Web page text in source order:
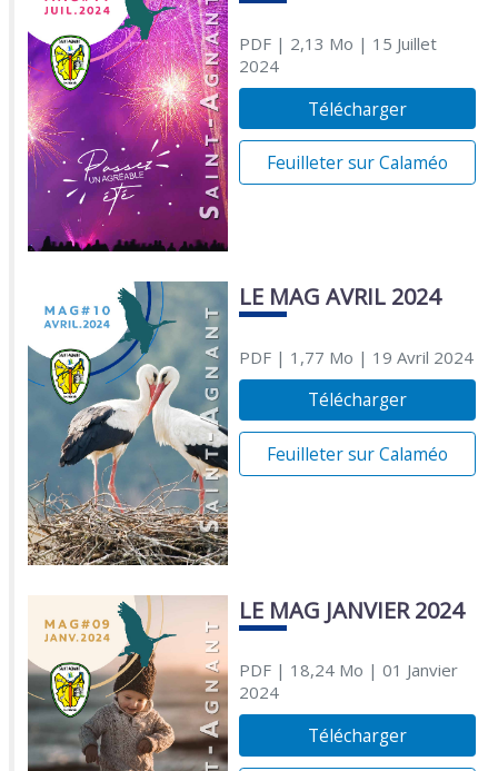
PDF| 2,13 Mo | 15 Juillet
2024
Télécharger
Feuilleter sur Calaméo
LE MAG AVRIL 2024
PDF| 1,77 Mo | 19 Avril 2024
Télécharger
Feuilleter sur Calaméo
LE MAG JANVIER 2024
PDF| 18,24 Mo | 01 Janvier
2024
Télécharger